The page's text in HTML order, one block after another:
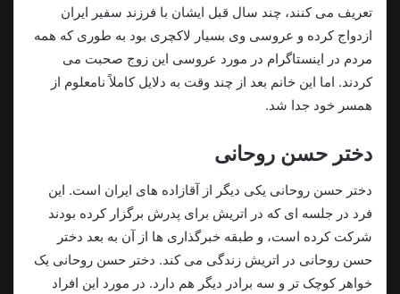
تعریف می کنند، چند سال قبل ایشان با فرزند سفیر ایران
ازدواج کرده و عروسی وی بسیار لاکچری بود به طوری که همه
مردم در اینستاگرام در مورد عروسی این زوج صحبت می
کردند. اما این خانم بعد از چند وقت به دلایل کاملاً نامعلوم از
همسر خود جدا شد.
دختر حسن روحانی
دختر حسن روحانی یکی دیگر از آقازاده های ایران است. این
فرد در جلسه ای که در اتریش برای پدرش برگزار کرده بودند
شرکت کرده است، و طبقه خبرگذاری ها از آن به بعد دختر
حسن روحانی در اتریش زندگی می کند. دختر حسن روحانی یک
خواهر کوچک تر و سه برادر دیگر هم دارد. در مورد این افراد